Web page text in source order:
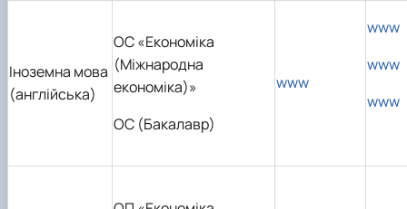
Іноземна мова
(англійська)
ОС «Економіка
(Міжнародна
економіка)»
ОС (Бакалавр)
www
www
www
www